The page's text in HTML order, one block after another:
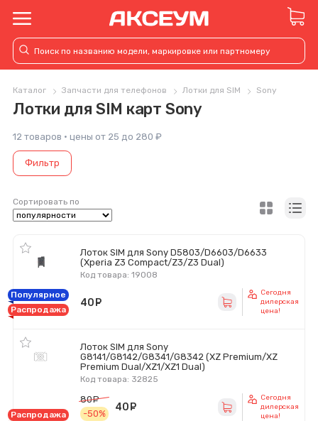
Каталог Запчасти для телефонов Лотки для SIM Sony
Лотки для SIM карт Sony
12 товаров · цены от 25 до 280 ₽
Фильтр
Сортировать по
Лоток SIM для Sony D5803/D6603/D6633
(Xperia Z3 Compact/Z3/Z3 Dual)
Код товара: 19008
Популярное
Распродажа
40
Сегодня
дилерская
цена!
Лоток SIM для Sony
G8141/G8142/G8341/G8342 (XZ Premium/XZ
Premium Dual/XZ1/XZ1 Dual)
Код товара: 32825
Распродажа
80
руб.
-50%
40
Сегодня
дилерская
цена!